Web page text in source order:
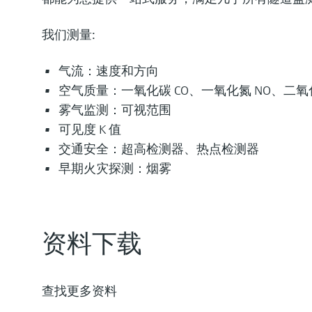
我们测量:
气流：速度和方向
空气质量：一氧化碳 CO、一氧化氮 NO、二氧
雾气监测：可视范围
可见度 K 值
交通安全：超高检测器、热点检测器
早期火灾探测：烟雾
资料下载
查找更多资料